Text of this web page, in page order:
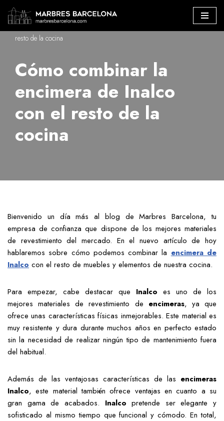
SaltarMarbres Barcelona»Cómo combinar la encimera de Inalco con el
resto de la cocina
Cómo combinar la
encimera de Inalco
con el resto de la
cocina
Bienvenido un día más al blog de Marbres Barcelona, tu
empresa de confianza que dispone de los mejores materiales
de revestimiento del mercado. En el nuevo artículo de hoy
hablaremos sobre cómo podemos combinar la encimera de
Inalco con el resto de muebles y elementos de nuestra cocina.
Para empezar, cabe destacar que Inalco es uno de los
mejores materiales de revestimiento de encimeras, ya que
ofrece unas características físicas inmejorables. Este material es
muy resistente y dura durante muchos años en perfecto estado
sin la necesidad de realizar ningún tipo de mantenimiento fuera
del habitual.
Además de las ventajosas características de las encimeras
Inalco, este material también ofrece ventajas en cuanto a su
gran gama de acabados. Inalco pretende ser elegante y
sofisticado al mismo tiempo que funcional y cómodo. En total,